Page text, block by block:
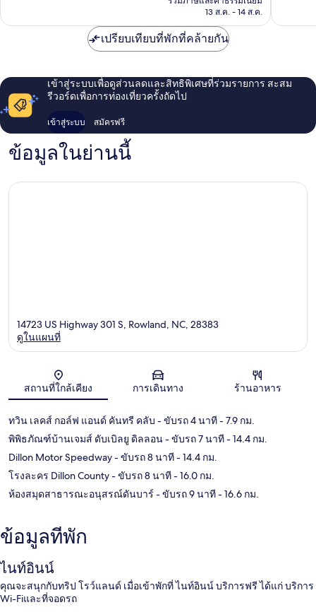
฿1,126
13 ส.ค. - 14 ส.ค.
เปรียบเทียบที่พักที่คล้ายกัน
เข้าสู่ระบบเพื่อดูส่วนลดและสิทธิพิเศษที่ร่วมรายการ สะสม
รีวอร์ดเพื่อการท่องเที่ยวครั้งถัดไป
เข้าสู่ระบบ สมัครฟรี
ข้อมูลในย่านนี้
แผนที่
14723 US Highway 301 S, Rowland, NC, 28383
ดูในแผนที่
สถานที่ใกล้เคียง การเดินทาง ร้านอาหาร
ทวิน เลคส์ กอล์ฟ แอนด์ คันทรี คลับ - ขับรถ 4 นาที- 7.9 กม.
พิพิธภัณฑ์บ้านเจมส์ ดับเบิลยู ดิลลอน- ขับรถ 7 นาที- 14.4 กม.
Dillon Motor Speedway- ขับรถ 8 นาที- 14.4 กม.
โรงละคร Dillon County- ขับรถ 8 นาที- 16.0 กม.
ห้องสมุดสาธารณะอนุสรณ์ดันบาร์ - ขับรถ 9 นาที- 16.6 กม.
ข้อมูลที่พัก
ไนท์อินน์
คุณจะสนุกกับทริป โรว์แลนด์ เมื่อเข้าพักที่ ไนท์อินน์ บริการฟรี ได้แก่ บริการ
Wi-Fiและที่จอดรถ